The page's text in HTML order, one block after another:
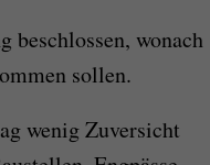
beschlossen, wonach
sollen.
wenig Zuversicht